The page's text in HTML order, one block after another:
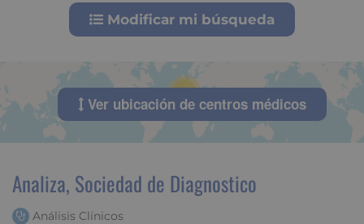
Modificar mi búsqueda
Ver ubicación de centros médicos
50
Analiza, Sociedad de Diagnostico
Análisis Clínicos